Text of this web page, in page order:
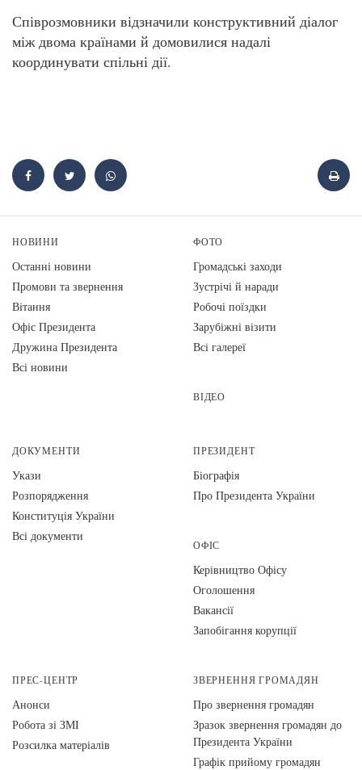
Співрозмовники відзначили конструктивний діалог
між двома країнами й домовилися надалі
координувати спільні дії.
НОВИНИ
Останні новини
Промови та звернення
Вiтання
Офіс Президента
Дружина Президента
Всі новини
ФОТО
Громадські заходи
Зустрічі й наради
Робочі поїздки
Зарубіжні візити
Всі галереї
ВІДЕО
ДОКУМЕНТИ
Укази
Розпорядження
Конституція України
Всі документи
ПРЕЗИДЕНТ
Біографія
Про Президента України
ОФІС
Керівництво Офісу
Оголошення
Вакансії
Запобігання корупції
ПРЕС-ЦЕНТР
Анонси
Робота зі ЗМІ
Розсилка матеріалів
ЗВЕРНЕННЯ ГРОМАДЯН
Про звернення громадян
Зразок звернення громадян до
Президента України
Графік прийому громадян